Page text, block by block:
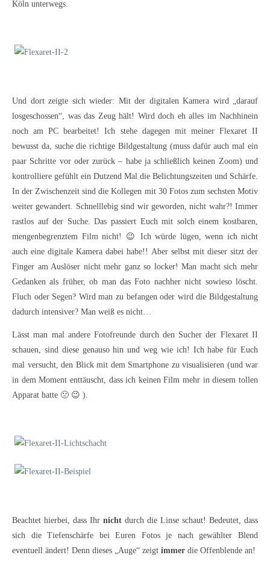
Köln unterwegs.
Und dort zeigte sich wieder: Mit der digitalen Kamera wird „darauf
losgeschossen“, was das Zeug hält! Wird doch eh alles im Nachhinein
noch am PC bearbeitet! Ich stehe dagegen mit meiner Flexaret II
bewusst da, suche die richtige Bildgestaltung (muss dafür auch mal ein
paar Schritte vor oder zurück – habe ja schließlich keinen Zoom) und
kontrolliere gefühlt ein Dutzend Mal die Belichtungszeiten und Schärfe.
In der Zwischenzeit sind die Kollegen mit 30 Fotos zum sechsten Motiv
weiter gewandert. Schnelllebig sind wir geworden, nicht wahr?! Immer
rastlos auf der Suche. Das passiert Euch mit solch einem kostbaren,
mengenbegrenztem Film nicht! 😉 Ich würde lügen, wenn ich nicht
auch eine digitale Kamera dabei habe!! Aber selbst mit dieser sitzt der
Finger am Auslöser nicht mehr ganz so locker! Man macht sich mehr
Gedanken als früher, ob man das Foto nachher nicht sowieso löscht.
Fluch oder Segen? Wird man zu befangen oder wird die Bildgestaltung
dadurch intensiver? Man weiß es nicht…
Lässt man mal andere Fotofreunde durch den Sucher der Flexaret II
schauen, sind diese genauso hin und weg wie ich! Ich habe für Euch
mal versucht, den Blick mit dem Smartphone zu visualisieren (und war
in dem Moment enttäuscht, dass ich keinen Film mehr in diesem tollen
Apparat hatte 🙁 😉 ).
Beachtet hierbei, dass Ihr nicht durch die Linse schaut! Bedeutet, dass
sich die Tiefenschärfe bei Euren Fotos je nach gewählter Blend
eventuell ändert! Denn dieses „Auge“ zeigt immer die Offenblende an!